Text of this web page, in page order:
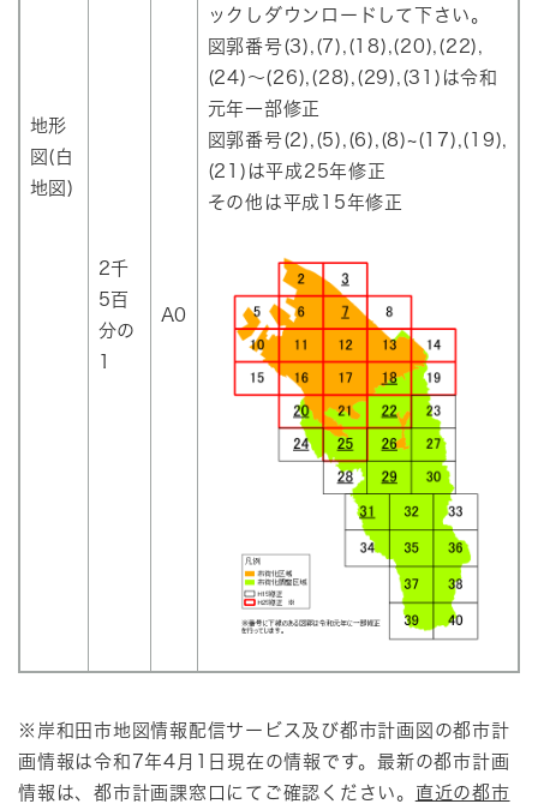
地形
図(白
地図)
2千
5百
分の
1
A0
ックしダウンロードして下さい。
図郭番号(3),(7),(18),(20),(22),
(24)～(26),(28),(29),(31)は令和
元年一部修正
図郭番号(2),(5),(6),(8)~(17),(19),
(21)は平成25年修正
その他は平成15年修正
※岸和田市地図情報配信サービス及び都市計画図の都市計
画情報は令和7年4月1日現在の情報です。最新の都市計画
情報は、都市計画課窓口にてご確認ください。 直近の都市